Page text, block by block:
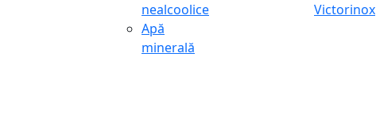
nealcoolice
Apă
minerală
Victorinox